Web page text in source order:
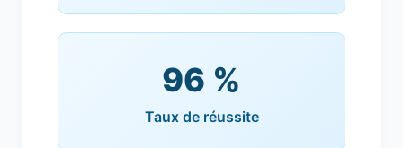
96 %
Taux de réussite